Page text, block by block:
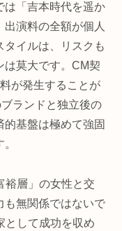
は「吉本時代を遥か
演料の全額が個人
タイルは、リスクも
は莫大です。CM契
が発生することが
ランドと独立後の
基盤は極めて強固
裕層」の女性と交
も無関係ではないで
として成功を収め